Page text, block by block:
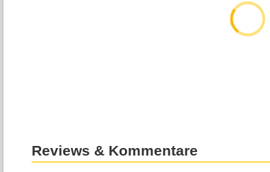
Reviews & Kommentare